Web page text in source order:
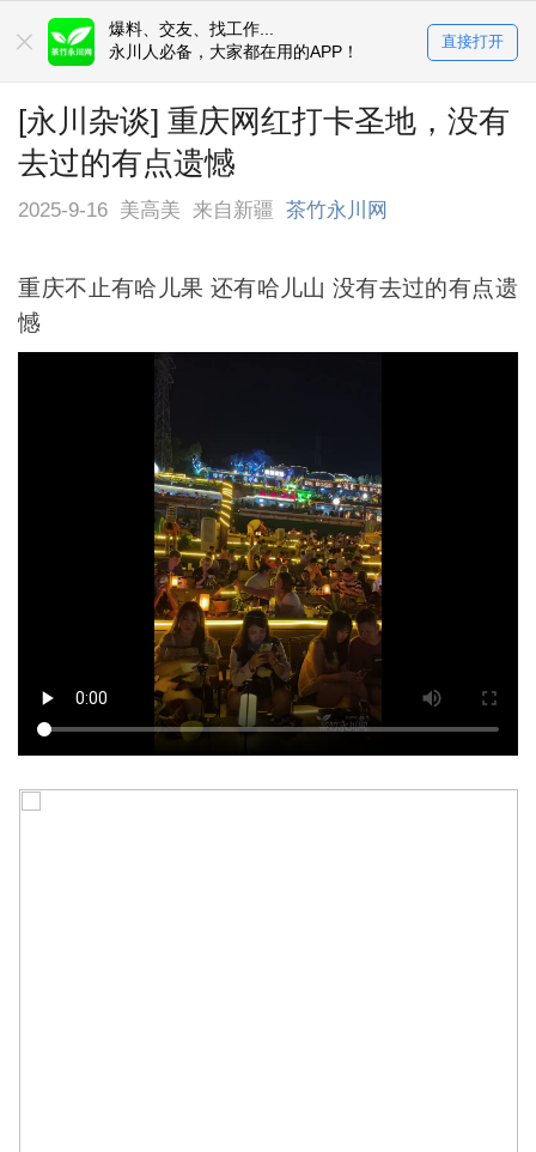
爆料、交友、找工作...
永川人必备，大家都在用的APP！
直接打开
[永川杂谈] 重庆网红打卡圣地，没有
去过的有点遗憾
2025-9-16 美高美 来自新疆 茶竹永川网
重庆不止有哈儿果 还有哈儿山 没有去过的有点遗
憾